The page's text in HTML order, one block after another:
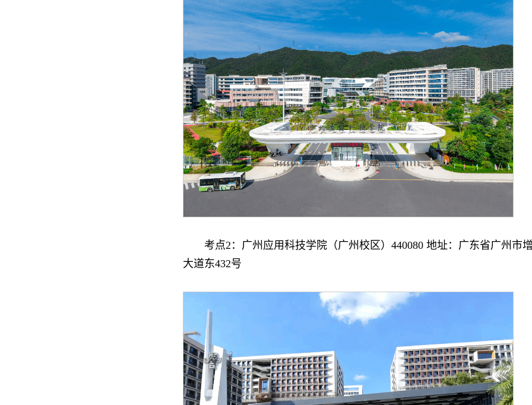
考点2：广州应用科技学院（广州校区）440080 地址：广东省广州市
大道东432号